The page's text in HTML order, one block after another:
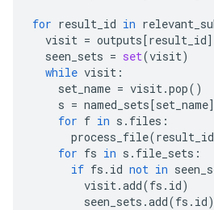
for result_id in
visit = outputs[result_id]
seen_sets = set(visit)
while visit :
set_name = visit .pop()
s = named_sets[set_name]
for f in s . files :
process_file(result_id
for fs in s . file_sets :
if fs . id not in
visit .add(fs . id)
seen_sets .add(fs . id)